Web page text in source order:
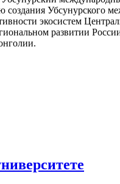
создания Убсунурского
экосистем
развитии